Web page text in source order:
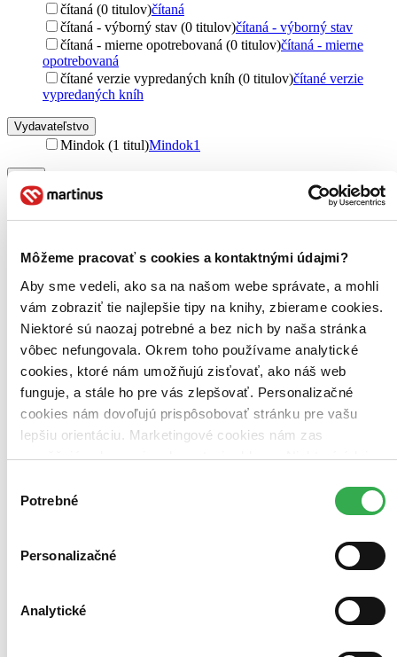
Môžeme pracovať s cookies a kontaktnými údajmi?
Aby sme vedeli, ako sa na našom webe správate, a mohli
vám zobraziť tie najlepšie tipy na knihy, zbierame cookies.
Niektoré sú naozaj potrebné a bez nich by naša stránka
vôbec nefungovala. Okrem toho používame analytické
cookies, ktoré nám umožňujú zisťovať, ako náš web
funguje, a stále ho pre vás zlepšovať. Personalizačné
cookies nám dovoľujú prispôsobovať stránku pre vašu
lepšiu orientáciu. Marketingové cookies nám zas
umožňujú zobrazenie relevantnej reklamy. Niektoré údaje
keby sme mohli používať všetky tieto cookies. Ďakujeme!
súhlasu
Potrebné
Personalizačné
Analytické
čítaná (0 titulov)čítaná
čítaná - výborný stav (0 titulov)čítaná - výborný stav
čítaná - mierne opotrebovaná (0 titulov)čítaná - mierne
opotrebovaná
čítané verzie vypredaných kníh (0 titulov)čítané verzie
vypredaných kníh
Vydavateľstvo
Mindok (1 titul)Mindok1
krabička (1 titul)
Zoradiť
Bestsellery
Top hodnotené
Novinky
Najdrahšie
Najlacnejšie
Najvyššia zľava
Autor Asger Harding Granerud